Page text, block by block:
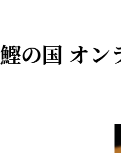
鰹の国 オン